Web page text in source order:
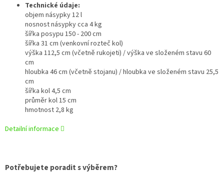
Technické údaje:
objem násypky 12 l
nosnost násypky cca 4 kg
šířka posypu 150 - 200 cm
šířka 31 cm (venkovní rozteč kol)
výška 112,5 cm (včetně rukojeti) / výška ve složeném stavu 60
cm
hloubka 46 cm (včetně stojanu) / hloubka ve složeném stavu 25,5
cm
šířka kol 4,5 cm
průměr kol 15 cm
hmotnost 2,8 kg
Detailní informace
Potřebujete poradit s výběrem?